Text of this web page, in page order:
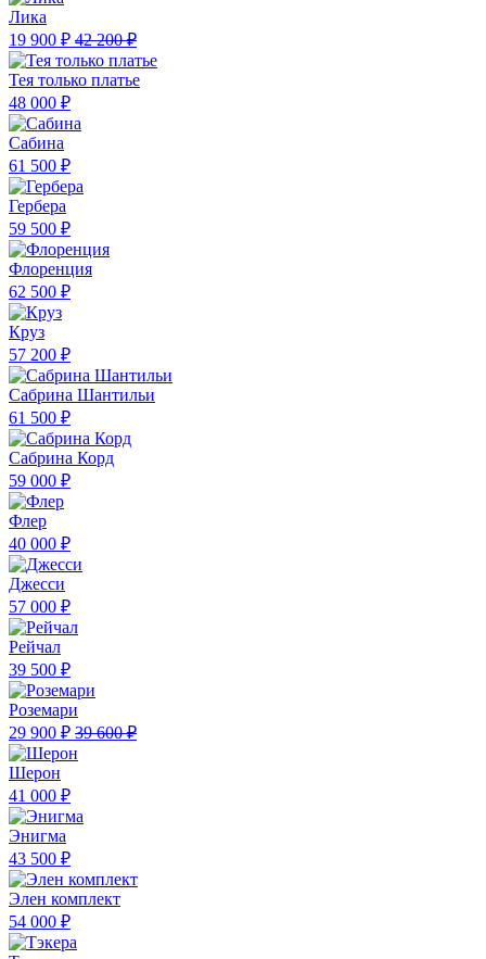
Лика
19 900 ₽ 42 200 ₽
Тея только платье
48 000 ₽
Сабина
61 500 ₽
Гербера
59 500 ₽
Флоренция
62 500 ₽
Круз
57 200 ₽
Сабрина Шантильи
61 500 ₽
Сабрина Корд
59 000 ₽
Флер
40 000 ₽
Джесси
57 000 ₽
Рейчал
39 500 ₽
Роземари
29 900 ₽ 39 600 ₽
Шерон
41 000 ₽
Энигма
43 500 ₽
Элен комплект
54 000 ₽